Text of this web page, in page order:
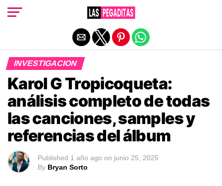
INVESTIGACION
Karol G Tropicoqueta:
análisis completo de todas
las canciones, samples y
referencias del álbum
Published 1 año ago on junio 25, 2025
By Bryan Sorto
Salir de la versión móvil